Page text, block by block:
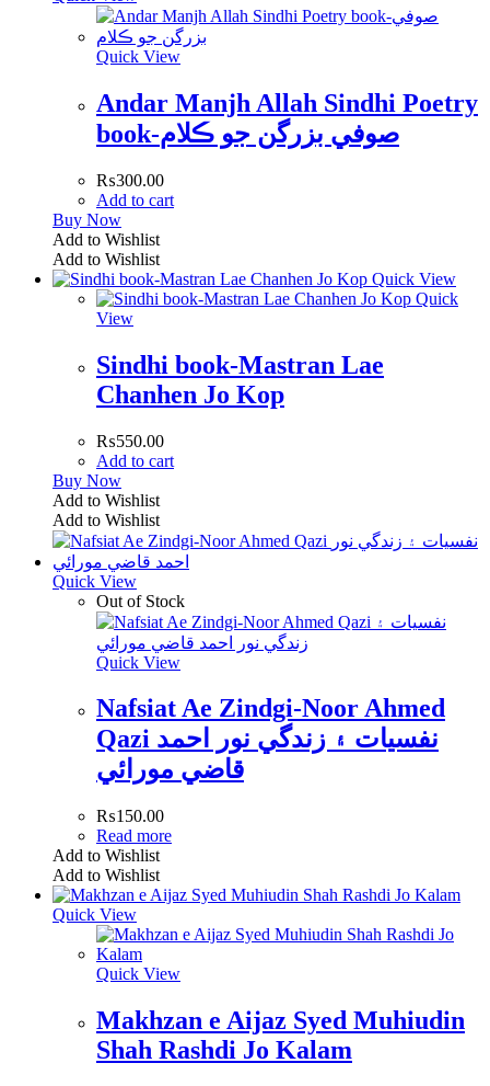
Quick View
Andar Manjh Allah Sindhi Poetry
book-صوفي بزرگن جو ڪلام
₨300.00
Add to cart
Buy Now
Add to Wishlist
Add to Wishlist
Quick View
Quick
View
Sindhi book-Mastran Lae
Chanhen Jo Kop
₨550.00
Add to cart
Buy Now
Add to Wishlist
Add to Wishlist
Quick View
Out of Stock
Quick View
Nafsiat Ae Zindgi-Noor Ahmed
Qazi نفسيات ۽ زندگي نور احمد
قاضي مورائي
₨150.00
Read more
Add to Wishlist
Add to Wishlist
Quick View
Quick View
Makhzan e Aijaz Syed Muhiudin
Shah Rashdi Jo Kalam